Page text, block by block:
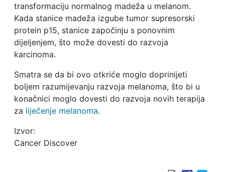
transformaciju normalnog madeža u melanom.
Kada stanice madeža izgube tumor supresorski
protein p15, stanice započinju s ponovnim
dijeljenjem, što može dovesti do razvoja
karcinoma.
Smatra se da bi ovo otkriće moglo doprinijeti
boljem razumijevanju razvoja melanoma, što bi u
konačnici moglo dovesti do razvoja novih terapija
za liječenje melanoma.
Izvor:
Cancer Discover